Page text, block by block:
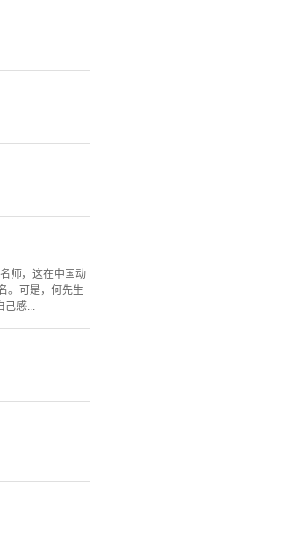
师，这在中国动
。可是，何先生
己感...